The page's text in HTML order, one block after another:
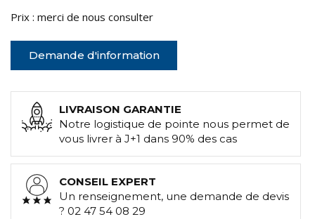
Prix : merci de nous consulter
Demande d'information
LIVRAISON GARANTIE
Notre logistique de pointe nous permet de
vous livrer à J+1 dans 90% des cas
CONSEIL EXPERT
Un renseignement, une demande de devis
? 02 47 54 08 29